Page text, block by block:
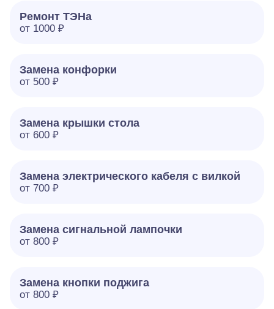
Ремонт ТЭНа
от 1000 ₽
Замена конфорки
от 500 ₽
Замена крышки стола
от 600 ₽
Замена электрического кабеля с вилкой
от 700 ₽
Замена сигнальной лампочки
от 800 ₽
Замена кнопки поджига
от 800 ₽